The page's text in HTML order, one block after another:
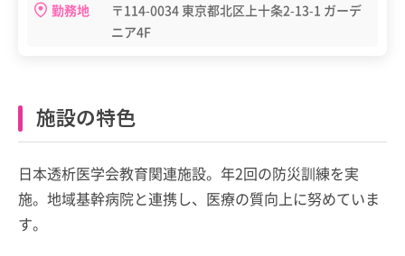
勤務地
〒114-0034 東京都北区上十条2-13-1 ガーデ
ニア4F
施設の特色
日本透析医学会教育関連施設。年2回の防災訓練を実
施。地域基幹病院と連携し、医療の質向上に努めていま
す。